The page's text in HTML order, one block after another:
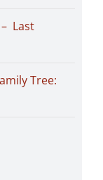
Last
Tree: